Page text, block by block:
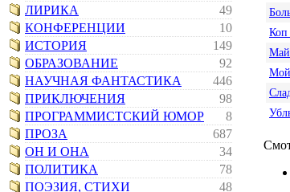
ЛИРИКА
49
КОНФЕРЕНЦИИ
10
ИСТОРИЯ
149
ОБРАЗОВАНИЕ
92
НАУЧНАЯ ФАНТАСТИКА
446
ПРИКЛЮЧЕНИЯ
98
ПРОГРАММИСТСКИЙ ЮМОР
8
ПРОЗА
687
ОН И ОНА
34
ПОЛИТИКА
78
ПОЭЗИЯ, СТИХИ
48
Коп
Мой